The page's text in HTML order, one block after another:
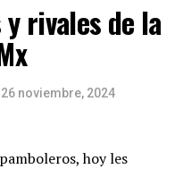
rivales de la
26 noviembre, 2024
hoy les